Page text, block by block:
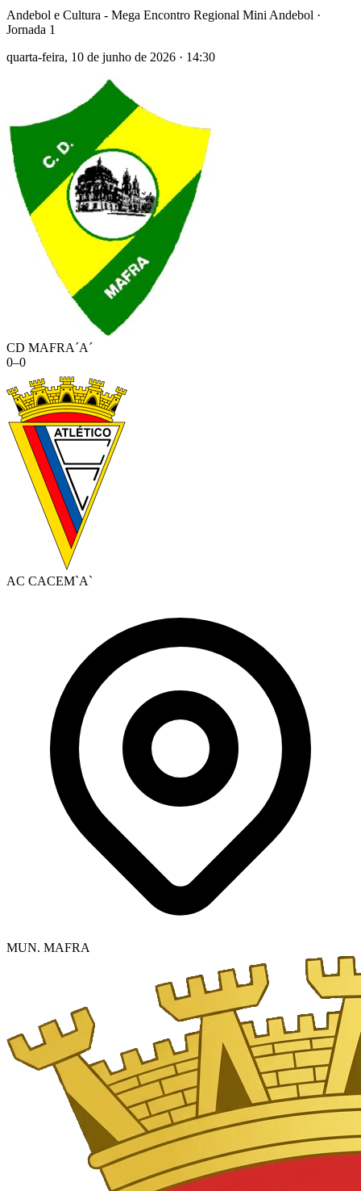
Andebol e Cultura - Mega Encontro Regional Mini Andebol ·
Jornada 1
quarta-feira, 10 de junho de 2026 · 14:30
CD MAFRA´A´
0–0
AC CACEM`A`
MUN. MAFRA